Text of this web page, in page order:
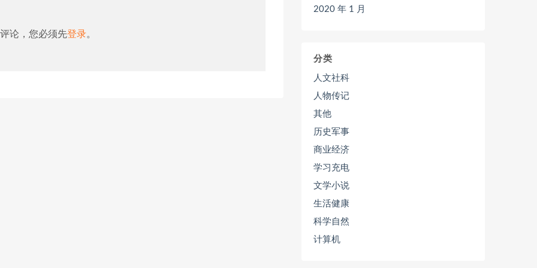
论，您必须先登录。
2020 年 1 月
分类
人文社科
人物传记
其他
历史军事
商业经济
学习充电
文学小说
生活健康
科学自然
计算机